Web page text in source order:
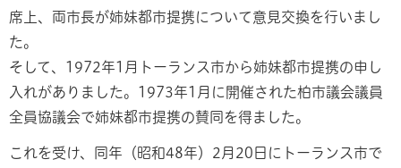
席上、両市長が姉妹都市提携について意見交換を行いまし
た。
そして、1972年1月トーランス市から姉妹都市提携の申し
入れがありました。1973年1月に開催された柏市議会議員
全員協議会で姉妹都市提携の賛同を得ました。
これを受け、同年（昭和48年）2月20日にトーランス市で